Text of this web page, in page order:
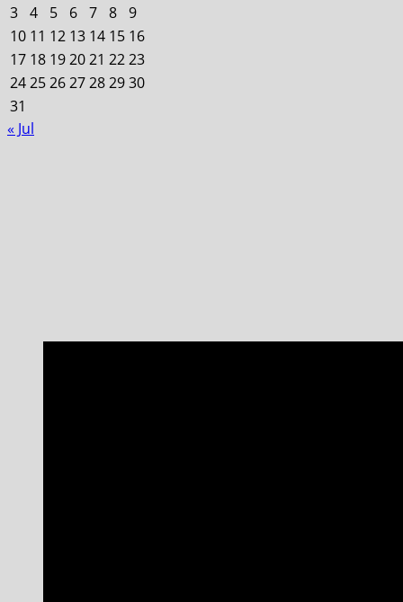
3 4 5 6 7 8 9
10 11 12 13 14 15 16
17 18 192021 2223
24252627282930
31
« Jul